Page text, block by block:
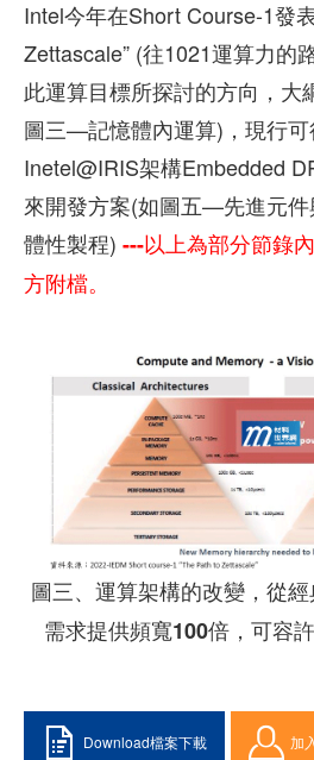
Intel今年在Short Course-1發
Zettascale” (往1021運算力的
此運算目標所探討的方向，大
圖三—記憶體內運算)，現行
Inetel@IRIS架構Embedded
來開發方案(如圖五—先進元
體性製程) ---以上為部分節錄
方附檔。
圖三、運算架構的改變，從經
需求提供頻寬100倍，可容
Download檔案下載 加